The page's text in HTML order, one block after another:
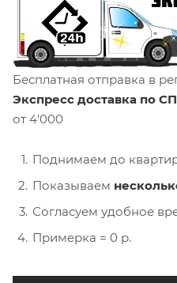
Бесплатная отправка в
Экспресс доставка по
от 4'000
Поднимаем до
Показываем
Согласуем удобное
Примерка = 0 р.